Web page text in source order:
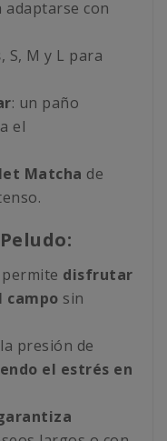
adaptarse con
, S, M y L para
: un paño
el
Matcha de
disfrutar
campo sin
presión de
el estrés en